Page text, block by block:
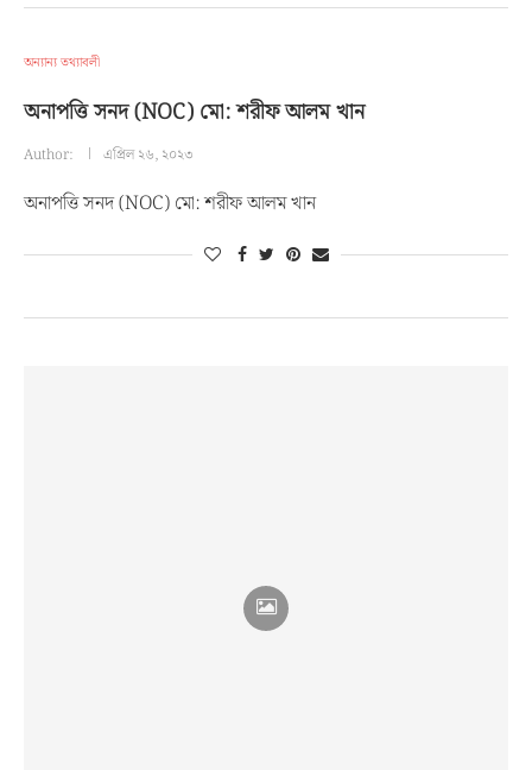
অন্যান্য তথ্যাবলী
অনাপত্তি সনদ (NOC) মো: শরীফ আলম খান
Author: এপ্রিল ২৬, ২০২৩
অনাপত্তি সনদ (NOC) মো: শরীফ আলম খান